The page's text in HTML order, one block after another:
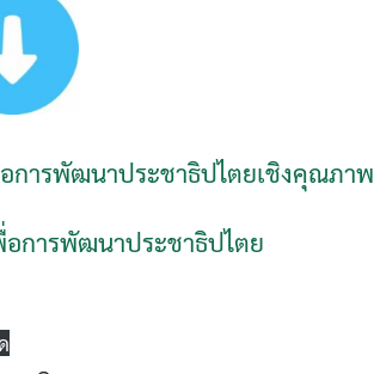
การพัฒนาประชาธิปไตยเชิงคุณภาพ
อการพัฒนาประชาธิปไตย